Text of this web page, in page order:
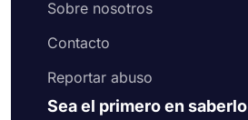
Sobre nosotros
Contacto
Reportar abuso
Sea el primero en saberlo